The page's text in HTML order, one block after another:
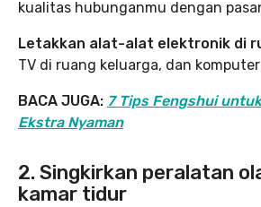
kualitas hubunganmu dengan
Letakkan alat-alat elektronik di
TV di ruang keluarga, dan
BACA JUGA: 7 Tips Fengshui
Ekstra Nyaman
2. Singkirkan peralatan
kamar tidur